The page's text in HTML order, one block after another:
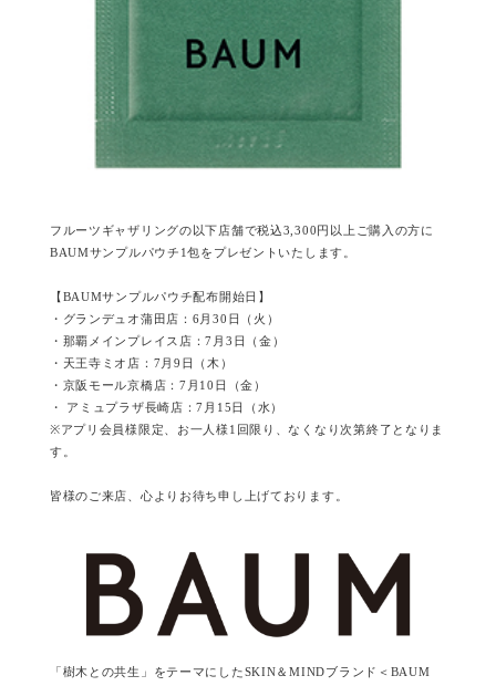
フルーツギャザリングの以下店舗で税込3,300円以上ご購入の方に
BAUMサンプルパウチ1包をプレゼントいたします。
【BAUMサンプルパウチ配布開始日】
・グランデュオ蒲田店：6月30日（火）
・那覇メインプレイス店：7月3日（金）
・天王寺ミオ店：7月9日（木）
・京阪モール京橋店：7月10日（金）
・ アミュプラザ長崎店：7月15日（水）
※アプリ会員様限定、お一人様1回限り、なくなり次第終了となりま
す。
皆様のご来店、心よりお待ち申し上げております。
「樹木との共生」をテーマにしたSKIN＆MINDブランド＜BAUM